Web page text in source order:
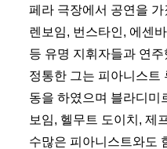
페라 극장에서 공연을
렌보임, 번스타인, 에센
등 유명 지휘자들과 연
정통한 그는 피아니스트
동을 하였으며 블라디미
보임, 헬무트 도이치, 제
수많은 피아니스트와도